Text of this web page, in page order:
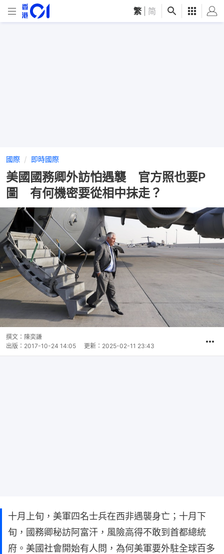
繁 简
國際 即時國際
美國國務卿外訪怕遇襲 官方照也要P
圖 有何機密要從相中抹走？
撰文： 陳奕謙
出版： 2017-10-24 14:05 更新： 2025-02-11 23:43
十月上旬，美軍四名士兵在西非遇襲身亡；十月下
旬，國務卿秘訪阿富汗，風險高得不敢到首都總統
府。美國社會開始有人問，為何美軍要外駐全球百多